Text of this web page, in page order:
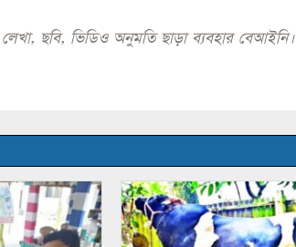
ছবি, ভিডিও অনুমতি ছাড়া ব্যবহার বেআইনি।